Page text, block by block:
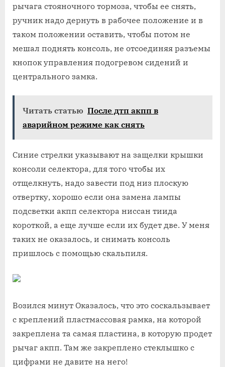
рычага стояночного тормоза, чтобы ее снять,
ручник надо дернуть в рабочее положение и в
таком положении оставить, чтобы потом не
мешал поднять консоль, не отсоединяя разъемы
кнопок управления подогревом сидений и
центрального замка.
Читать статью После дтп акпп в
аварийном режиме как снять
Синие стрелки указывают на защелки крышки
консоли селектора, для того чтобы их
отщелкнуть, надо завести под низ плоскую
отвертку, хорошо если она замена лампы
подсветки акпп селектора ниссан тиида
короткой, а еще лучше если их будет две. У меня
таких не оказалось, и снимать консоль
пришлось с помощью скальпиля.
Возился минут Оказалось, что это соскальзывает
с креплений пластмассовая рамка, на которой
закреплена та самая пластина, в которую продет
рычаг акпп. Там же закреплено стеклышко с
цифрами не давите на него!